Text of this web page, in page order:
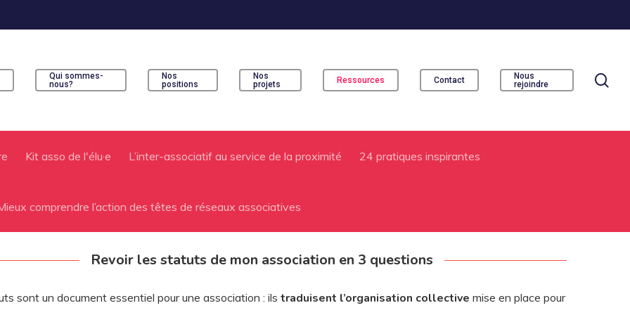
fermer
Qui sommes-
nous?
Nos
positions
Nos
projets
Ressources Contact
Nous
rejoindre
Kit asso de l'élu·e L’inter-associatif au service de la proximité 24 pratiques inspirantes
comprendre l’action des têtes de réseaux associatives
Revoir les statuts de mon association en 3 questions
sont un document essentiel pour une association : ilstraduisent l’organisation collective mise en place pour